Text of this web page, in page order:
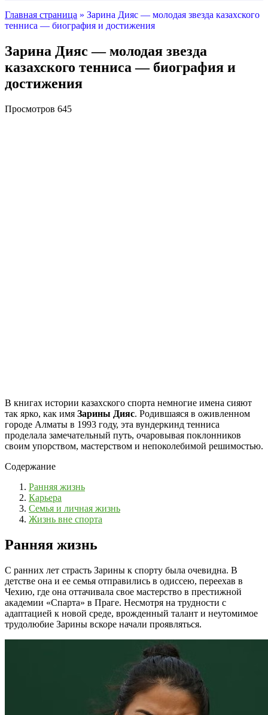
Главная страница » Зарина Дияс — молодая звезда казахского
тенниса — биография и достижения
Зарина Дияс — молодая звезда
казахского тенниса — биография и
достижения
Просмотров 645
В книгах истории казахского спорта немногие имена сияют
так ярко, как имя Зарины Дияс. Родившаяся в оживленном
городе Алматы в 1993 году, эта вундеркинд тенниса
проделала замечательный путь, очаровывая поклонников
своим упорством, мастерством и непоколебимой решимостью.
Содержание
Ранняя жизнь
Карьера
Семья и личная жизнь
Жизнь вне спорта
Ранняя жизнь
С ранних лет страсть Зарины к спорту была очевидна. В
детстве она и ее семья отправились в одиссею, переехав в
Чехию, где она оттачивала свое мастерство в престижной
академии «Спарта» в Праге. Несмотря на трудности с
адаптацией к новой среде, врожденный талант и неутомимое
трудолюбие Зарины вскоре начали проявляться.